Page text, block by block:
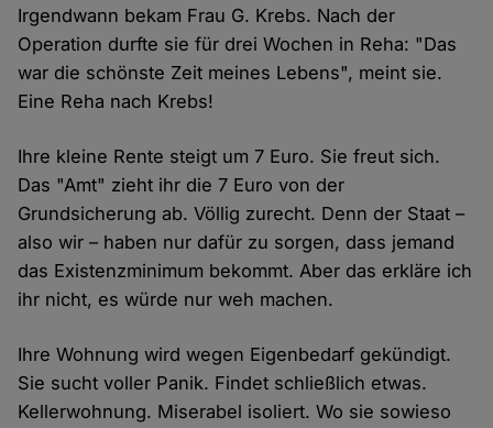
Irgendwann bekam Frau G. Krebs. Nach der
Operation durfte sie für drei Wochen in Reha: "Das
war die schönste Zeit meines Lebens", meint sie.
Eine Reha nach Krebs!
Ihre kleine Rente steigt um 7 Euro. Sie freut sich.
Das "Amt" zieht ihr die 7 Euro von der
Grundsicherung ab. Völlig zurecht. Denn der Staat –
also wir – haben nur dafür zu sorgen, dass jemand
das Existenzminimum bekommt. Aber das erkläre ich
ihr nicht, es würde nur weh machen.
Ihre Wohnung wird wegen Eigenbedarf gekündigt.
Sie sucht voller Panik. Findet schließlich etwas.
Kellerwohnung. Miserabel isoliert. Wo sie sowieso